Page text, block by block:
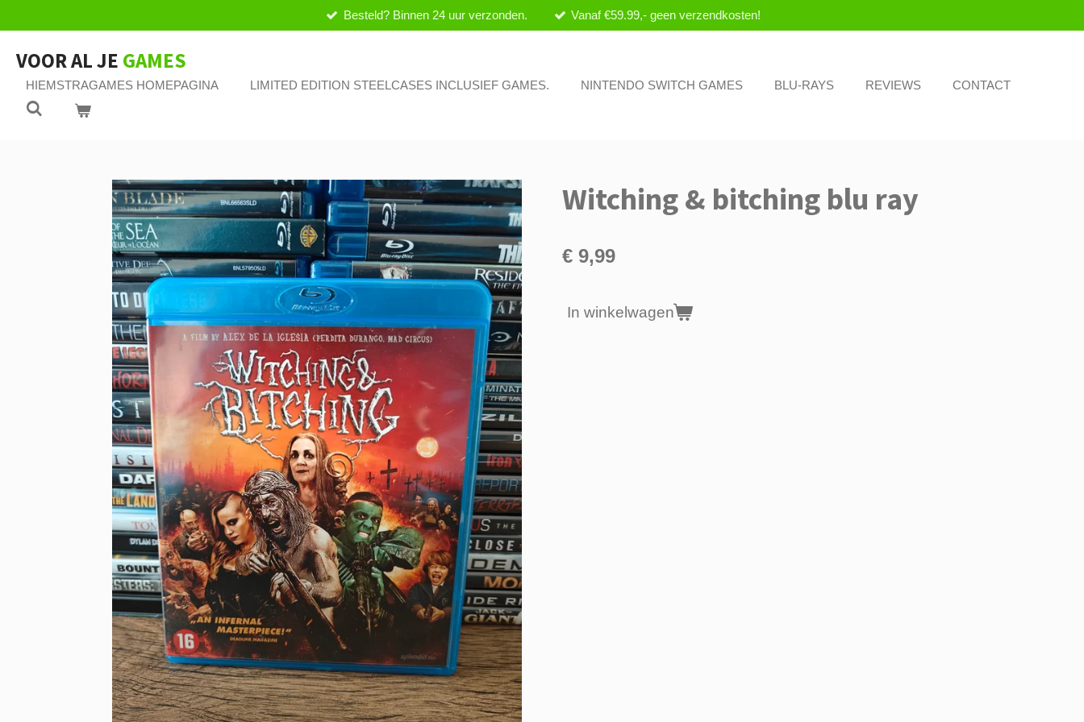
direct
naar
de
hoofdinhoud
Besteld? Binnen 24 uur verzonden. Vanaf €59.99,- geen verzendkosten!
VOOR AL JE GAMES
HIEMSTRAGAMES HOMEPAGINA LIMITED EDITION STEELCASES INCLUSIEF GAMES. NINTENDO SWITCH GAMES BLU-RAYS REVIEWS CONTACT
Witching & bitching blu ray
€ 9,99
In winkelwagen